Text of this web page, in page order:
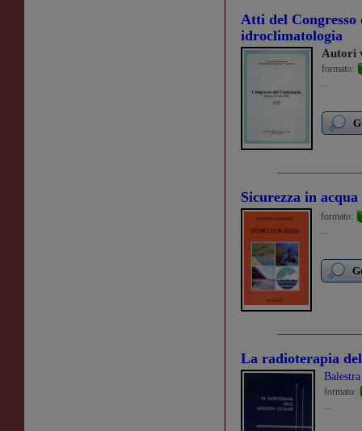
Atti del Congresso
idroclimatologia
Autori
formato:
...
Sicurezza in acqua
formato:
...
La radioterapia
formato:
...